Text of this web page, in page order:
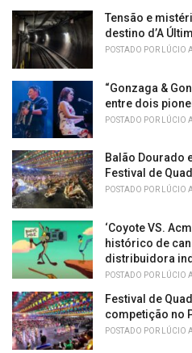
Tensão e
destino d’A
POSTADO POR LÚCIO
“Gonzaga &
entre dois
POSTADO POR LÚCIO
Balão Dourado
Festival de
POSTADO POR LÚCIO
‘Coyote VS.
histórico de
distribuidora
POSTADO POR LÚCIO
Festival de
competição no
POSTADO POR LÚCIO